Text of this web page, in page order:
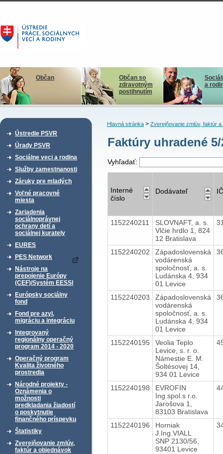
Občan
Občan so
zdravotným
postihnutím
a
Ústredie PSVR
Úrady PSVR
Sociálne veci a rodina
Služby zamestnanosti
Záruky pre mladých
Voľné pracovné
miesta
Zariadenia
sociálnoprávnej
ochrany detí a
sociálnej kurately
EURES
PES Network
Nástroje na
prepojenie Európy
(CEF)/Systém EESSI
Európsky sociálny
fond
Fond pre azyl,
migráciu a integráciu
Integrovaný
regionálny operačný
program 2014 - 2020
Operačný program
Kvalita životného
prostredia
Národné projekty -
Oznámenia o
možnosti
predkladania žiadostí
o poskytnutie
finančného príspevku
Štatistiky
Zverejňovanie zmlúv,
faktúr a objednávok
Hlavná stránka> Zverejňovanie zmlúv, faktúr a
Faktúry uhradené
Vyhľadať:
Interné
číslo
Dodávateľ
1152240211
SLOVNAFT, a. s.
Vlčie hrdlo 1, 824
12 Bratislava
1152240202
Západoslovenská
vodárenská
spoločnosť, a. s.
Ludánska 4, 934
01 Levice
1152240203
Západoslovenská
vodárenská
spoločnosť, a. s.
Ludánska 4, 934
01 Levice
1152240195
Veolia Teplo
Levice, s. r. o.
Námestie E. M.
Šoltésovej 14,
934 01 Levice
1152240198
EVROFIN
Ing.spol.s r.o.
Jarošova 1,
83103 Bratislava
1152240196
Horniak
J.Ing.VIALL
SNP 2130/56,
93401 Levice